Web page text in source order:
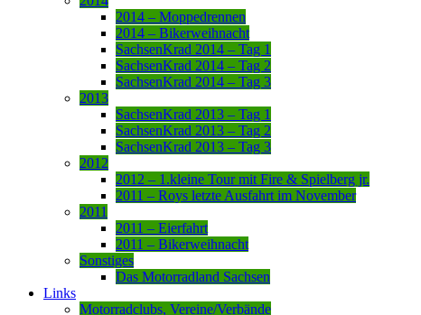
2014 – Moppedrennen
2014 – Bikerweihnacht
SachsenKrad 2014 – Tag 1
SachsenKrad 2014 – Tag 2
SachsenKrad 2014 – Tag 3
2013
SachsenKrad 2013 – Tag 1
SachsenKrad 2013 – Tag 2
SachsenKrad 2013 – Tag 3
2012
2012 – 1.kleine Tour mit Fire & Spielberg jr.
2011 – Roys letzte Ausfahrt im November
2011
2011 – Eierfahrt
2011 – Bikerweihnacht
Sonstiges
Das Motorradland Sachsen
Links
Motorradclubs, Vereine/Verbände